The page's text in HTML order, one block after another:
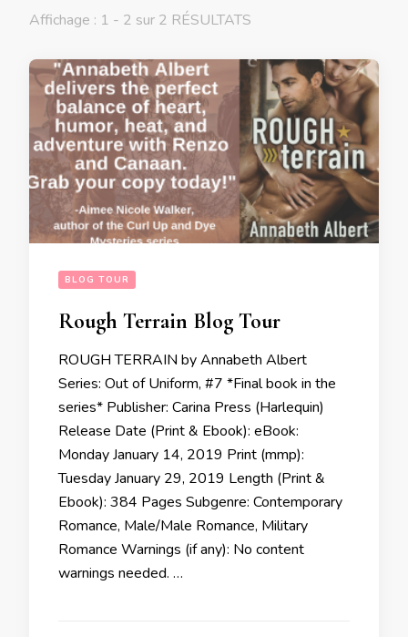
Affichage : 1 - 2 sur 2 RÉSULTATS
BLOG TOUR
Rough Terrain Blog Tour
ROUGH TERRAIN by Annabeth Albert
Series: Out of Uniform, #7 *Final book in the
series* Publisher: Carina Press (Harlequin)
Release Date (Print & Ebook): eBook:
Monday January 14, 2019 Print (mmp):
Tuesday January 29, 2019 Length (Print &
Ebook): 384 Pages Subgenre: Contemporary
Romance, Male/Male Romance, Military
Romance Warnings (if any): No content
warnings needed. …